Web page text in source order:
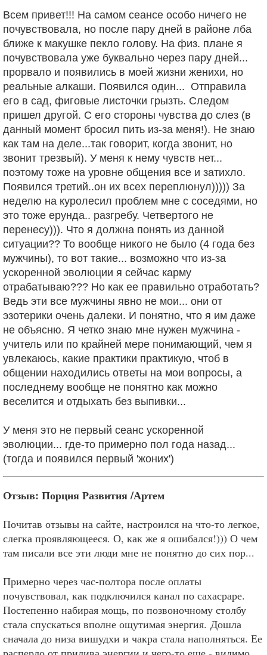
Всем привет!!! На самом сеансе особо ничего не
почувствовала, но после пару дней в районе лба
ближе к макушке пекло голову. На физ. плане я
почувствовала уже буквально через пару дней...
прорвало и появились в моей жизни женихи, но
реальные алкаши. Появился один... Отправила
его в сад, фиговые листочки грызть. Следом
пришел другой. С его стороны чувства до слез (в
данный момент бросил пить из-за меня!). Не знаю
как там на деле...так говорит, когда звонит, но
звонит трезвый). У меня к нему чувств нет...
поэтому тоже на уровне общения все и затихло.
Появился третий..он их всех переплюнул))))) За
неделю на куролесил проблем мне с соседями, но
это тоже ерунда.. разгребу. Четвертого не
перенесу))). Что я должна понять из данной
ситуации?? То вообще никого не было (4 года без
мужчины), то вот такие... возможно что из-за
ускоренной эволюции я сейчас карму
отрабатываю??? Но как ее правильно отработать?
Ведь эти все мужчины явно не мои... они от
эзотерики очень далеки. И понятно, что я им даже
не объясню. Я четко знаю мне нужен мужчина -
учитель или по крайней мере понимающий, чем я
увлекаюсь, какие практики практикую, чтоб в
общении находились ответы на мои вопросы, а
последнему вообще не понятно как можно
веселится и отдыхать без выпивки...
У меня это не первый сеанс ускоренной
эволюции... где-то примерно пол года назад...
(тогда и появился первый 'жоних')
Отзыв: Порция Развития /Артем
Почитав отзывы на сайте, настроился на что-то легкое,
слегка проявляющееся. О, как же я ошибался!))) О чем
там писали все эти люди мне не понятно до сих пор...
Примерно через час-полтора после оплаты
почувствовал, как подключился канал по сахасраре.
Постепенно набирая мощь, по позвоночному столбу
стала спускаться вполне ощутимая энергия. Дошла
сначала до низа вишудхи и чакра стала наполняться. Ее